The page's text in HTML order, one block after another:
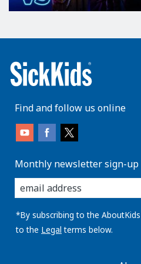
Find and follow us online
Monthly newsletter sign-up
enter
you
email
address:
*By subscribing to the
to the Legal terms below.
AboutKidsHealth